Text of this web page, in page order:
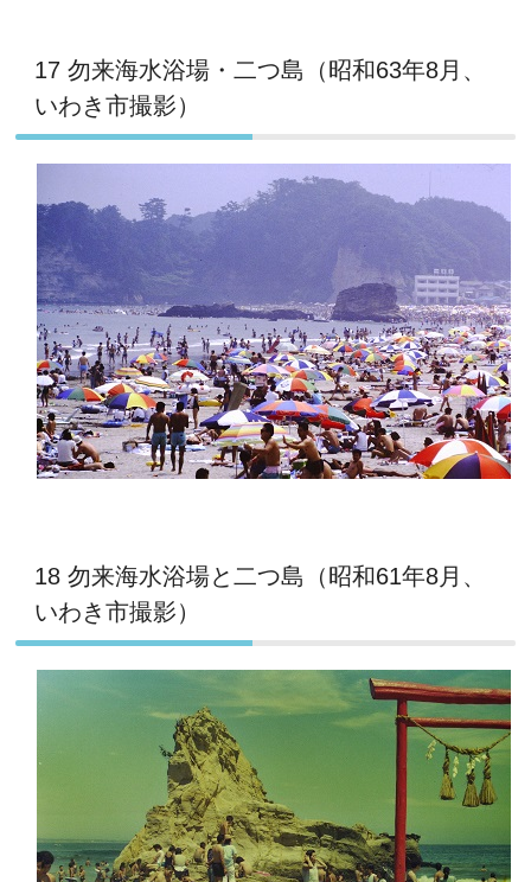
17 勿来海水浴場・二つ島（昭和63年8月、
いわき市撮影）
18 勿来海水浴場と二つ島（昭和61年8月、
いわき市撮影）